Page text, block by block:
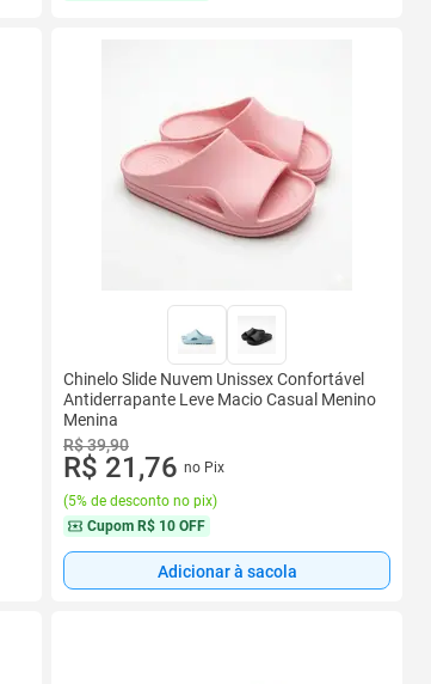
Chinelo Slide Nuvem Unissex Confortável
Antiderrapante Leve Macio Casual Menino
Menina
R$ 39,90
R$ 21,76 no Pix
(5% de desconto no pix)
Cupom R$ 10 OFF
Adicionar à sacola